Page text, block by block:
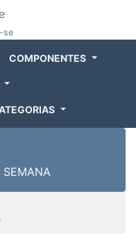
se
COMPONENTES
SEMANA